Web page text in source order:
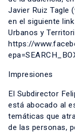
Javier Ruiz Tagle
en el siguiente
Urbanos y
https://
Impresiones
El Subdirector
está abocado al
temáticas que
de las personas,